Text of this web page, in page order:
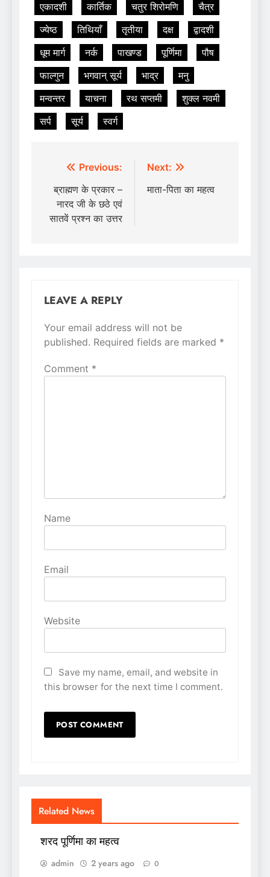
एकादशी कार्तिक चतुर शिरोमणि
चैत्र
ज्येष्ठ
तिथियाँ तृतीया दक्ष
द्वादशी
धूम मार्ग
नर्क पाखण्ड पूर्णिमा
पौष
फाल्गुन
भगवान् सूर्य भाद्र
मनु
मन्वन्तर
याचना रथ सप्तमी
शुक्ल नवमी
सर्प
सूर्य स्वर्ग
Post
navigation
Previous:
ब्राह्मण के प्रकार –
नारद जी के छठे एवं
सातवें प्रश्न का उत्तर
Next:
माता-पिता का महत्व
LEAVE A REPLY
Your email address will not be
published. Required fields are marked *
Comment *
Name
Email
Website
Save my name, email, and website in
this browser for the next time I comment.
Alternative:
Related News
शरद पूर्णिमा का महत्व
admin 2 years ago 0